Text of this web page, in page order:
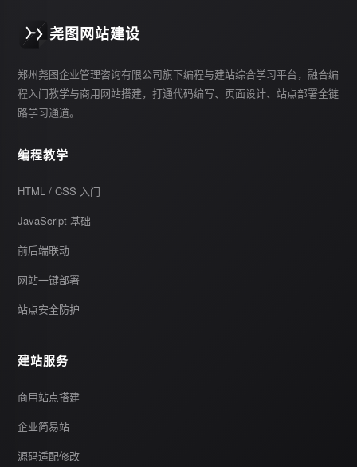
尧图网站建设
郑州尧图企业管理咨询有限公司旗下编程与建站综合学习平台，融合编
程入门教学与商用网站搭建，打通代码编写、页面设计、站点部署全链
路学习通道。
编程教学
HTML / CSS 入门
JavaScript 基础
前后端联动
网站一键部署
站点安全防护
建站服务
商用站点搭建
企业简易站
源码适配修改